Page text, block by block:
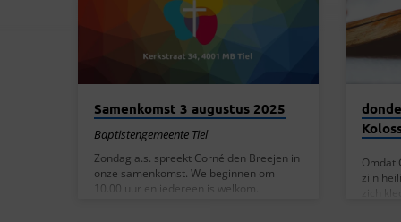
JULI
2025
Samenkomst 3 augustus 2025
Baptistengemeente Tiel
Zondag a.s. spreekt Corné den Breejen in
onze samenkomst. We beginnen om
10.00 uur en iedereen is welkom.
Omdat
zijn
zich